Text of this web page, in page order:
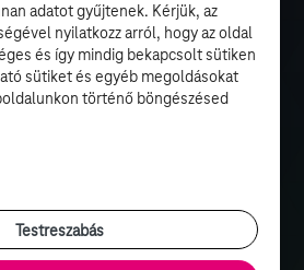
adatot gyűjtenek. Kérjük, az
nyilatkozz arról, hogy az oldal
és így mindig bekapcsolt sütiken
sütiket és egyéb megoldásokat
történő böngészésed
Testreszabás